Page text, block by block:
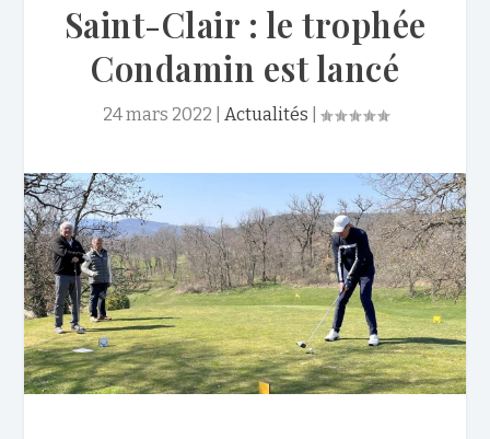
Saint-Clair : le trophée
Condamin est lancé
24 mars 2022 Actualités